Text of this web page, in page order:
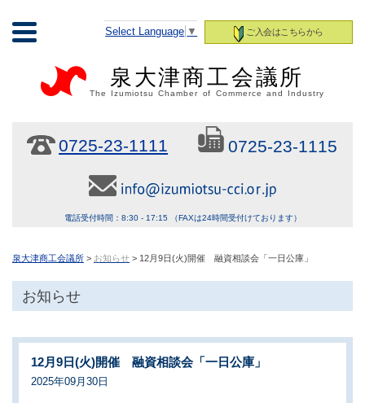
ご入会はこちらから
Select Language ▼
泉大津商工会議所
The Izumiotsu Chamber of Commerce and Industry
0725-23-1111 0725-23-1115
電話受付時間：8:30 - 17:15 （FAXは24時間受付けております）
泉大津商工会議所 > お知らせ > 12月9日(火)開催 融資相談会「一日公庫」
お知らせ
12月9日(火)開催 融資相談会「一日公庫」
2025年09月30日